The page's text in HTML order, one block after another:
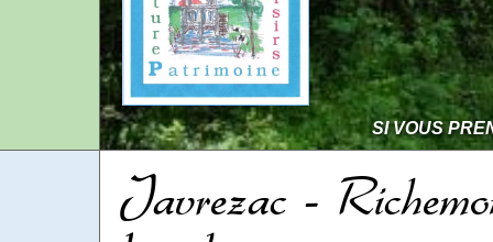
SI VOUS
Javrezac -